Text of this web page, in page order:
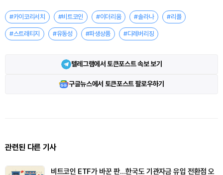
#카이코리서치 #비트코인 #이더리움 #솔라나 #리플
#스트래티지 #유동성 #파생상품 #디레버리징
텔레그램에서 토큰포스트 속보 보기
구글뉴스에서 토큰포스트 팔로우하기
관련된 다른 기사
비트코인 ETF가 바꾼 판…한국도 기관자금 유입 전환점 오